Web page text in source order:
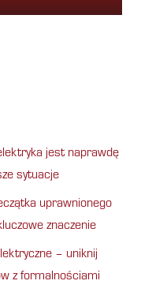
jest naprawdę
sytuacje
uprawnionego
znaczenie
– uniknij
z formalnościami